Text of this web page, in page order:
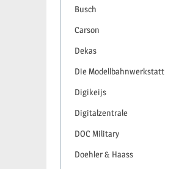
Busch
Carson
Dekas
Die Modellbahnwerkstatt
Digikeijs
Digitalzentrale
DOC Military
Doehler & Haass